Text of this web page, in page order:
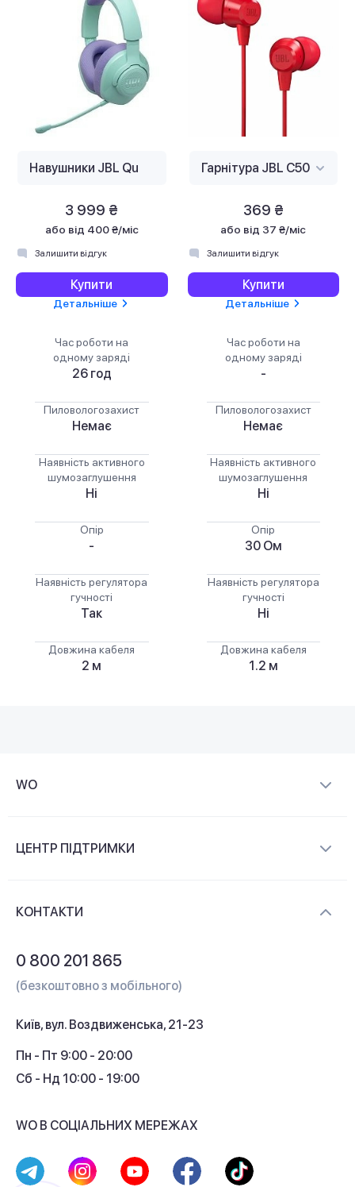
3 999 ₴
або від 400 ₴/міс
Залишити відгук
Купити
Детальніше
Час роботи на
одному заряді
26 год
Пиловологозахист
Немає
Наявність активного
шумозаглушення
Ні
Опір
-
Наявність регулятора
гучності
Так
Довжина кабеля
2 м
369 ₴
або від 37 ₴/міс
Залишити відгук
Купити
Детальніше
Час роботи на
одному заряді
-
Пиловологозахист
Немає
Наявність активного
шумозаглушення
Ні
Опір
30 Ом
Наявність регулятора
гучності
Ні
Довжина кабеля
1.2 м
WO
Контакти
ЦЕНТР ПІДТРИМКИ
Кешбек
КОНТАКТИ
0 800 201 865
(безкоштовно з мобільного)
Київ, вул. Воздвиженська, 21-23
Пн - Пт 9:00 - 20:00
Сб - Нд 10:00 - 19:00
WO В СОЦІАЛЬНИХ МЕРЕЖАХ